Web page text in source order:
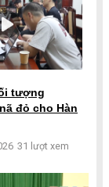
tượng
đỏ cho Hàn
31 lượt xem